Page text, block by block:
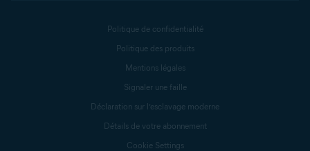
Politique de confidentialité
Politique des produits
Mentions légales
Signaler une faille
Déclaration sur l’esclavage moderne
Détails de votre abonnement
Cookie Settings